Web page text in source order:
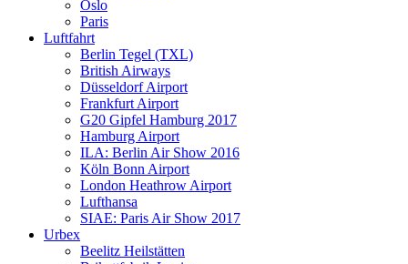
Oslo
Paris
Luftfahrt
Berlin Tegel (TXL)
British Airways
Düsseldorf Airport
Frankfurt Airport
G20 Gipfel Hamburg 2017
Hamburg Airport
ILA: Berlin Air Show 2016
Köln Bonn Airport
London Heathrow Airport
Lufthansa
SIAE: Paris Air Show 2017
Urbex
Beelitz Heilstätten